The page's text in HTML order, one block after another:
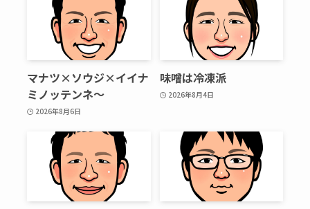
マナツ×ソウジ×イイナ
ミノッテンネ～
2026年8月6日
味噌は冷凍派
2026年8月4日